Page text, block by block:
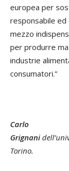
europea per
responsabile
mezzo
per produrre
industrie
consumatori.”
Carlo
Grignani
Torino.